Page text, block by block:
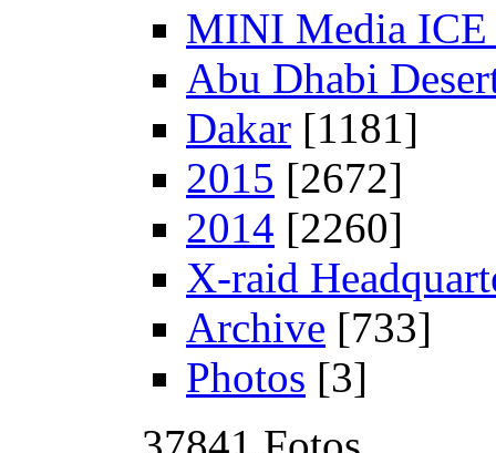
MINI Media ICE
Abu Dhabi
Dakar [1181]
2015 [2672]
2014 [2260]
X-raid
Archive [733]
Photos [3]